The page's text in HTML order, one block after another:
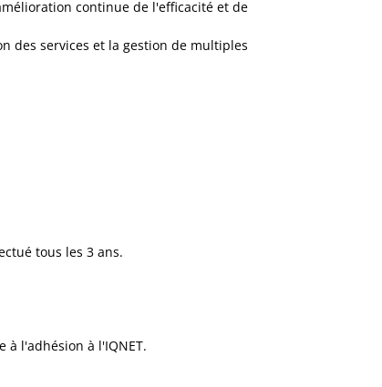
continue de l'efficacité et de
des services et la gestion de multiples
tous les 3 ans.
à l'adhésion à l'IQNET.